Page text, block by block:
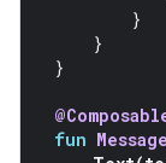
}
}
}
fun